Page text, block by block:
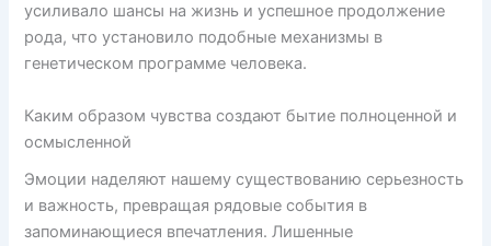
усиливало шансы на жизнь и успешное продолжение
рода, что установило подобные механизмы в
генетическом программе человека.
Каким образом чувства создают бытие полноценной и
осмысленной
Эмоции наделяют нашему существованию серьезность
и важность, превращая рядовые события в
запоминающиеся впечатления. Лишенные